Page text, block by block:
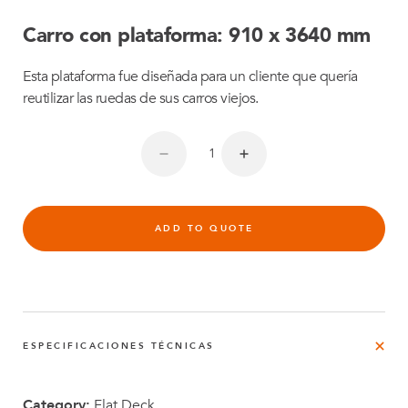
Carro con plataforma: 910 x 3640 mm
Esta plataforma fue diseñada para un cliente que quería
reutilizar las ruedas de sus carros viejos.
ADD TO QUOTE
ESPECIFICACIONES TÉCNICAS